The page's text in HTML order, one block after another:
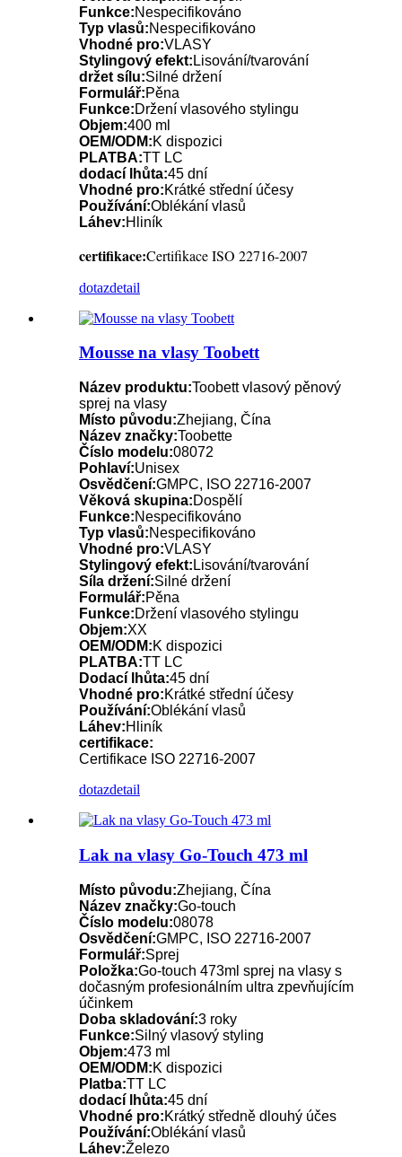
Funkce:Nespecifikováno
Typ vlasů:Nespecifikováno
Vhodné pro:VLASY
Stylingový efekt: Lisování/tvarování
držet sílu:Silné držení
Formulář:Pěna
Funkce:Držení vlasového stylingu
Objem:400 ml
OEM/ODM:K dispozici
PLATBA:TT LC
dodací lhůta:45 dní
Vhodné pro:Krátké střední účesy
Používání:Oblékání vlasů
Láhev:Hliník
certifikace:Certifikace ISO 22716-2007
dotazdetail
Mousse na vlasy Toobett
Název produktu:Toobett vlasový pěnový
sprej na vlasy
Místo původu:Zhejiang, Čína
Název značky:Toobette
Číslo modelu:08072
Pohlaví:Unisex
Osvědčení:GMPC, ISO 22716-2007
Věková skupina:Dospělí
Funkce:Nespecifikováno
Typ vlasů:Nespecifikováno
Vhodné pro:VLASY
Stylingový efekt: Lisování/tvarování
Síla držení:Silné držení
Formulář:Pěna
Funkce:Držení vlasového stylingu
Objem:XX
OEM/ODM:K dispozici
PLATBA:TT LC
Dodací lhůta:45 dní
Vhodné pro:Krátké střední účesy
Používání:Oblékání vlasů
Láhev:Hliník
certifikace:
Certifikace ISO 22716-2007
dotazdetail
Lak na vlasy Go-Touch 473 ml
Místo původu:Zhejiang, Čína
Název značky:Go-touch
Číslo modelu:08078
Osvědčení:GMPC, ISO 22716-2007
Formulář:Sprej
Položka:Go-touch 473ml sprej na vlasy s
dočasným profesionálním ultra zpevňujícím
účinkem
Doba skladování:3 roky
Funkce:Silný vlasový styling
Objem:473 ml
OEM/ODM:K dispozici
Platba:TT LC
dodací lhůta:45 dní
Vhodné pro:Krátký středně dlouhý účes
Používání:Oblékání vlasů
Láhev:Železo